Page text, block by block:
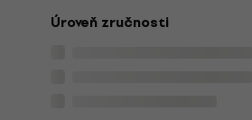
Úroveň zručnosti